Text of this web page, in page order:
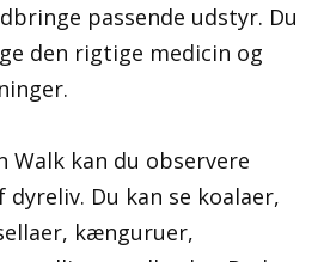
passende udstyr. Du
den rigtige medicin og
Walk kan du observere
Du kan se koalaer,
kænguruer,